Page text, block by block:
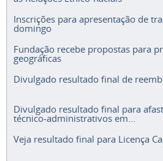
Inscrições para apresentação de
domingo
Fundação recebe propostas para
geográficas
Divulgado resultado final de
Divulgado resultado final para
técnico-administrativos em...
Veja resultado final para Licença